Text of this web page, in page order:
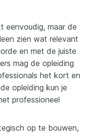
eenvoudig, maar de
zien wat relevant
en met de juiste
mag de opleiding
het kort en
opleiding kun je
professioneel
op te bouwen,